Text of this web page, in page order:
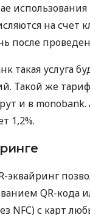
на счет
после
такая услуга
Такой же
и в monobank.
1,2%.
эквайринг
QR-кода
NFC) с карт